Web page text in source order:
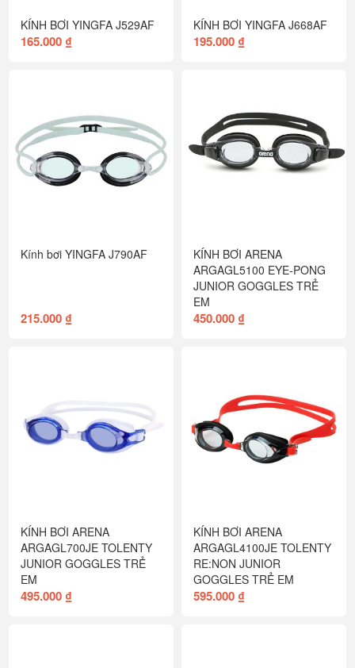
KÍNH BƠI YINGFA J529AF
165.000 ₫
KÍNH BƠI YINGFA J668AF
195.000 ₫
Kính bơi YINGFA J790AF
215.000 ₫
KÍNH BƠI ARENA
ARGAGL5100 EYE-PONG
JUNIOR GOGGLES TRẺ
EM
450.000 ₫
KÍNH BƠI ARENA
ARGAGL700JE TOLENTY
JUNIOR GOGGLES TRẺ
EM
495.000 ₫
KÍNH BƠI ARENA
ARGAGL4100JE TOLENTY
RE:NON JUNIOR
GOGGLES TRẺ EM
595.000 ₫